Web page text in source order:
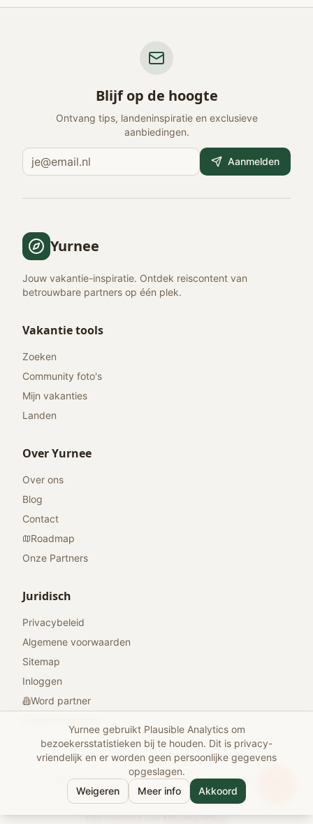
Blijf op de hoogte
Ontvang tips, landeninspiratie en exclusieve
aanbiedingen.
Aanmelden
Yurnee
Jouw vakantie-inspiratie. Ontdek reiscontent van
betrouwbare partners op één plek.
Vakantie tools
Zoeken
Community foto's
Mijn vakanties
Landen
Over Yurnee
Over ons
Blog
Contact
Roadmap
Onze Partners
Juridisch
Privacybeleid
Algemene voorwaarden
Sitemap
Inloggen
Word partner
© 2026 Yurnee. Alle rechten voorbehouden.
Gemaakt met
voor reizigers
Een product van MountainBase
Yurnee gebruikt Plausible Analytics om
bezoekersstatistieken bij te houden. Dit is privacy-
vriendelijk en er worden geen persoonlijke gegevens
opgeslagen.
Weigeren
Meer info Akkoord